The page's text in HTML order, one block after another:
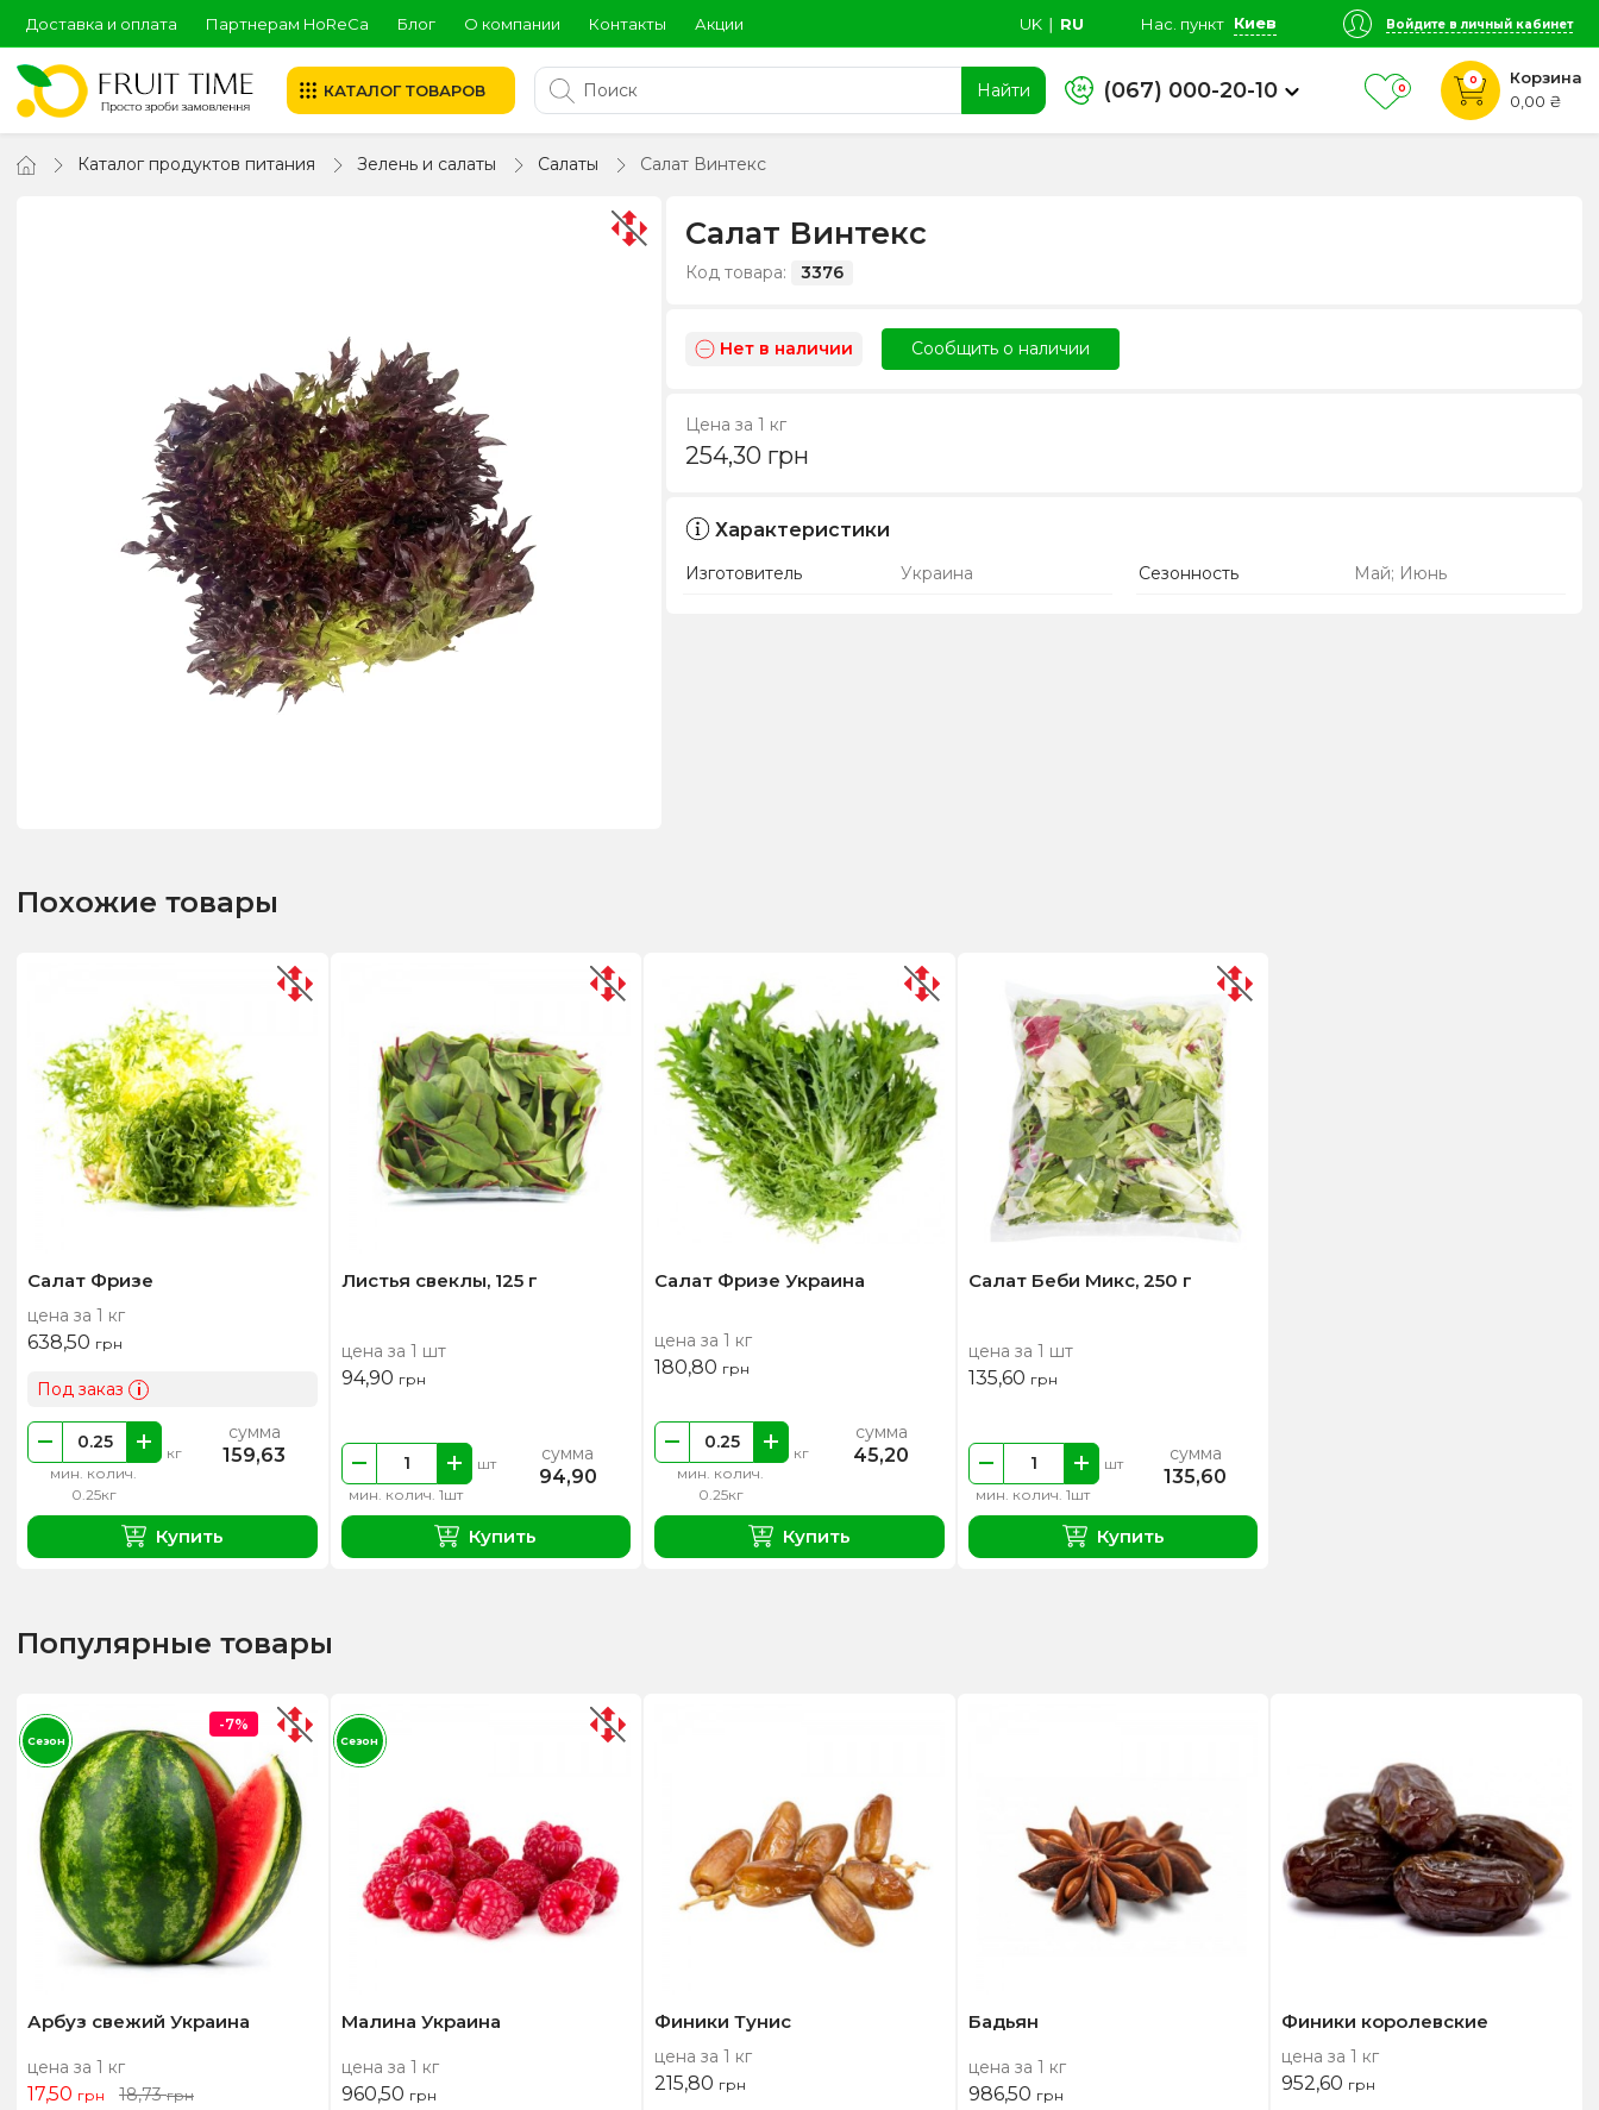
Доставка и оплата Партнерам HoReCa Блог О компании Контакты Акции UK ∣ RU Нас. пункт Киев Войдите в личный кабинет
КАТАЛОГ ТОВАРОВ Найти (067) 000-20-10 0
0
Корзина
0,00 ₴
Каталог продуктов питания Зелень и салаты Салаты Салат Винтекс
Салат Винтекс
Код товара: 3376
Нет в наличии Сообщить о наличии
Цена за 1 кг
254,30 грн
Характеристики
Изготовитель Украина Сезонность Май; Июнь
Похожие товары
Салат Фризе
цена за 1 кг
638,50 грн
Под заказ i
мин. колич.
0.25кг
кг
сумма
159,63
Купить
Листья свеклы, 125 г
цена за 1 шт
94,90 грн
мин. колич. 1шт
шт сумма
94,90
Купить
Салат Фризе Украина
цена за 1 кг
180,80 грн
мин. колич.
0.25кг
кг
сумма
45,20
Купить
Салат Беби Микс, 250 г
цена за 1 шт
135,60 грн
мин. колич. 1шт
шт сумма
135,60
Купить
Популярные товары
Арбуз свежий Украина
цена за 1 кг
17,50 грн 18,73грн
-7%
Сезон
Малина Украина
цена за 1 кг
960,50 грн
Сезон
Финики Тунис
цена за 1 кг
215,80 грн
Бадьян
цена за 1 кг
986,50 грн
Финики королевские
цена за 1 кг
952,60 грн